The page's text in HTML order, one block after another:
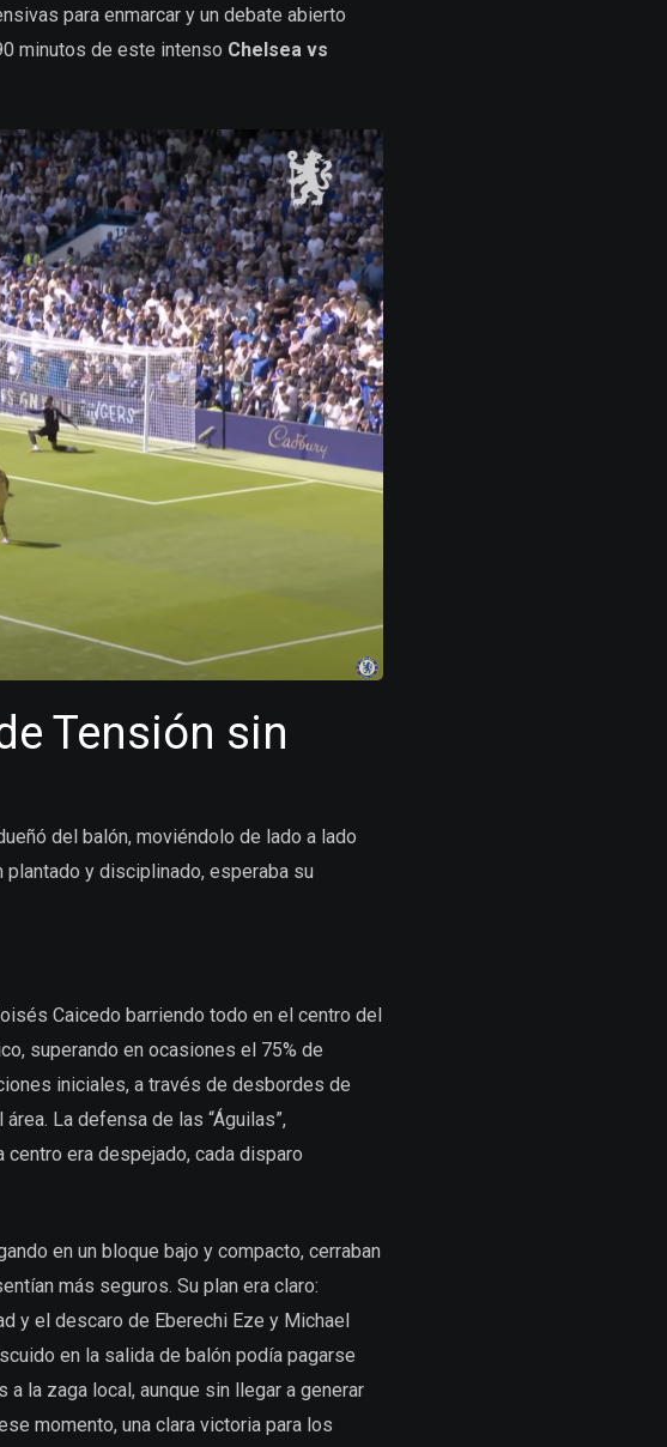
para enmarcar y un debate abierto
minutos de este intenso Chelsea vs
Tensión sin
del balón, moviéndolo de lado a lado
plantado y disciplinado, esperaba su
Caicedo barriendo todo en el centro del
superando en ocasiones el 75% de
iniciales, a través de desbordes de
La defensa de las “Águilas”,
era despejado, cada disparo
en un bloque bajo y compacto, cerraban
más seguros. Su plan era claro:
y el descaro de Eberechi Eze y Michael
en la salida de balón podía pagarse
la zaga local, aunque sin llegar a generar
momento, una clara victoria para los